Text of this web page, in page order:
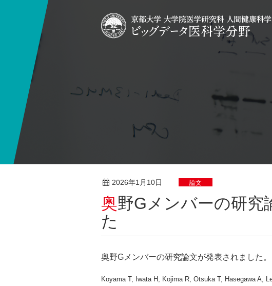
2026年1月10日 論文
奥野Gメンバーの研究論文が発表されまし
た
奥野Gメンバーの研究論文が発表されました 。
Koyama T, Iwata H, Kojima R, Otsuka T, Hasegawa A,